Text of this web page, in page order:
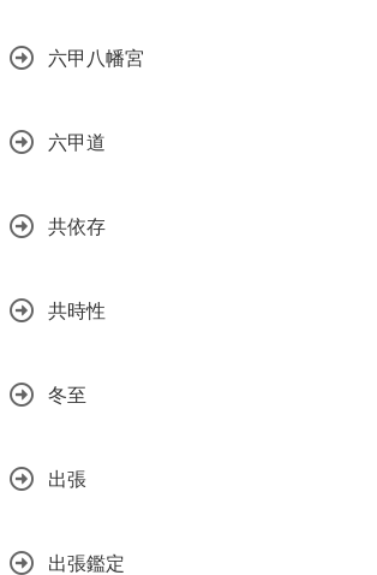
六甲八幡宮
六甲道
共依存
共時性
冬至
出張
出張鑑定